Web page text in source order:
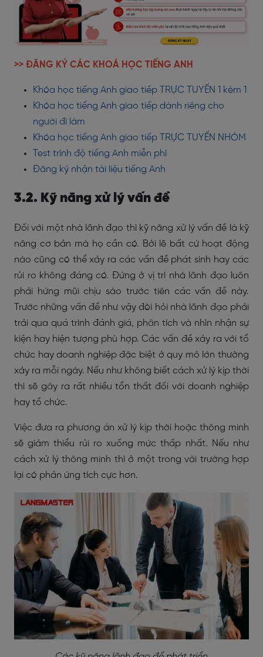
>> ĐĂNG KÝ CÁC KHOÁ HỌC TIẾNG ANH
Khóa học tiếng Anh giao tiếp TRỰC TUYẾN 1 kèm 1
Khóa học tiếng Anh giao tiếp dành riêng cho
người đi làm
Khóa học tiếng Anh giao tiếp TRỰC TUYẾN NHÓM
Test trình độ tiếng Anh miễn phí
Đăng ký nhận tài liệu tiếng Anh
3.2. Kỹ năng xử lý vấn đề
Đối với một nhà lãnh đạo thì kỹ năng xử lý vấn đề là kỹ
năng cơ bản mà họ cần có. Bởi lẽ bất cứ hoạt động
nào cũng có thể xảy ra các vấn đề phát sinh hay các
rủi ro không đáng có. Đứng ở vị trí nhà lãnh đạo luôn
phải hứng mũi chịu sào trước tiên các vấn đề này.
Trước những vấn đề như vậy đòi hỏi nhà lãnh đạo phải
trải qua quá trình đánh giá, phân tích và nhìn nhận sự
kiện hay hiện tượng phù hợp. Các vấn đề xảy ra với tổ
chức hay doanh nghiệp đặc biệt ở quy mô lớn thường
xảy ra mỗi ngày. Nếu như không biết cách xử lý kịp thời
thì sẽ gây ra rất nhiều tổn thất đối với doanh nghiệp
hay tổ chức.
Việc đưa ra phương án xử lý kịp thời hoặc thông minh
sẽ giảm thiểu rủi ro xuống mức thấp nhất. Nếu như
cách xử lý thông minh thì ở một trong vài trường hợp
lại có phản ứng tích cực hơn.